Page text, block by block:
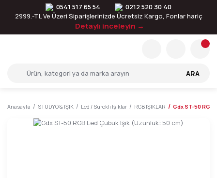
0541 517 65 54
0212 520 30 40
2999.-TL Ve Üzeri Siparişlerinizde Ücretsiz Kargo, Fonlar hariç
Detaylı inceleyin →
ARA
Anasayfa STÜDYO & IŞIK Led / Sürekli Işıklar RGB IŞIKLAR Gdx ST-50 RGB